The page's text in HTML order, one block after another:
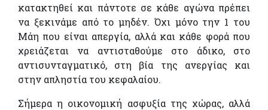
κατακτηθεί και πάντοτε σε κάθε αγώνα πρέπει
να ξεκινάμε από το μηδέν. Όχι μόνο την 1 του
Μάη που είναι απεργία, αλλά και κάθε φορά που
χρειάζεται να αντισταθούμε στο άδικο, στο
αντισυνταγματικό, στη βία της ανεργίας και
στην απληστία του κεφαλαίου.
Σήμερα η οικονομική ασφυξία της χώρας, αλλά